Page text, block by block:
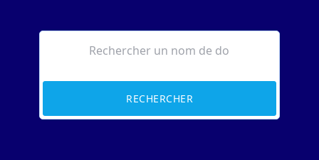
RECHERCHER